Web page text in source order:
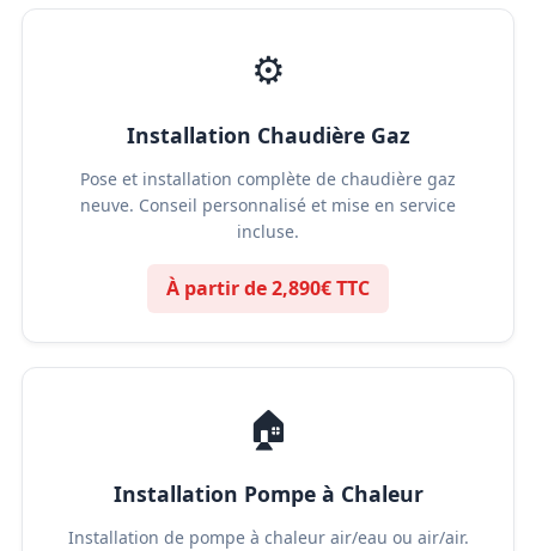
⚙️
Installation Chaudière Gaz
Pose et installation complète de chaudière gaz
neuve. Conseil personnalisé et mise en service
incluse.
À partir de 2,890€ TTC
🏠
Installation Pompe à Chaleur
Installation de pompe à chaleur air/eau ou air/air.